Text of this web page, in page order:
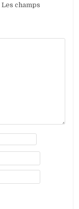
Les champs